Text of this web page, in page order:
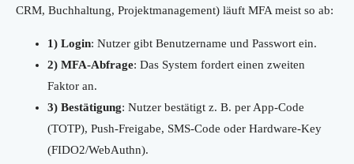
CRM, Buchhaltung, Projektmanagement) läuft MFA meist so ab:
1) Login: Nutzer gibt Benutzername und Passwort ein.
2) MFA-Abfrage: Das System fordert einen zweiten
Faktor an.
3) Bestätigung: Nutzer bestätigt z. B. per App-Code
(TOTP), Push-Freigabe, SMS-Code oder Hardware-Key
(FIDO2/WebAuthn).